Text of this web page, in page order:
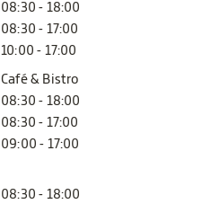
08:30 - 18:00
08:30 - 17:00
10:00 - 17:00
Café & Bistro
08:30 - 18:00
08:30 - 17:00
09:00 - 17:00
08:30 - 18:00